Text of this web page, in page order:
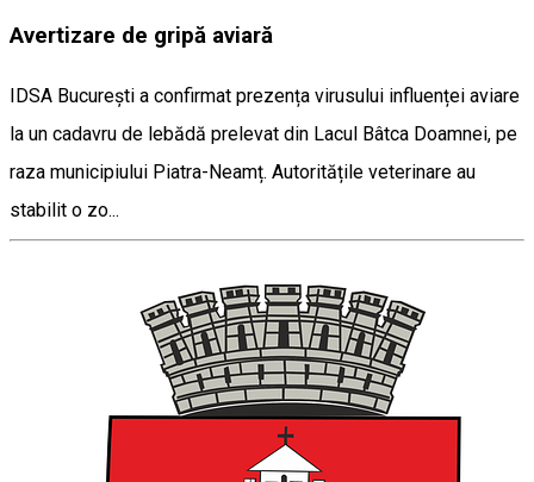
Avertizare de gripă aviară
IDSA București a confirmat prezența virusului influenței aviare
la un cadavru de lebădă prelevat din Lacul Bâtca Doamnei, pe
raza municipiului Piatra-Neamț. Autoritățile veterinare au
stabilit o zo...